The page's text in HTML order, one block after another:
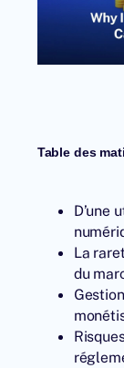
Table des
D’une
La
du